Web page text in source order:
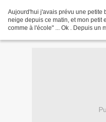
Aujourd'hui j'avais prévu une petite
neige depuis ce matin, et mon petit
comme à l'école" ... Ok . Depuis un